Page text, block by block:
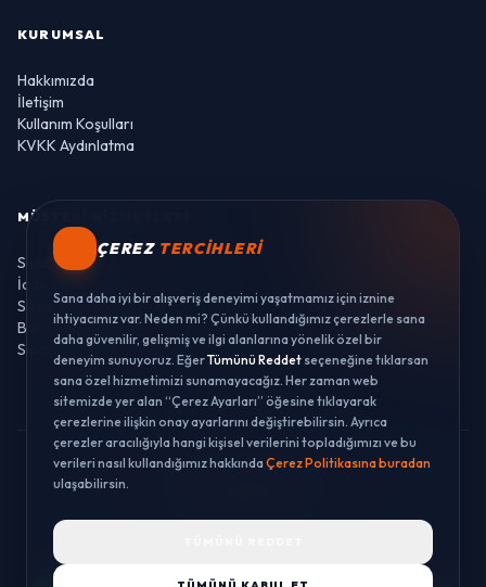
KURUMSAL
Hakkımızda
İletişim
Kullanım Koşulları
KVKK Aydınlatma
MÜŞTERI HIZMETLERI
Sipariş Takibi
İade ve Değişim
Sıkça Sorulan Sorular
Banka Hesaplarımız
Sipariş Takibi
© 2026 LUSTWAY. TÜM HAKLARI SAKLIDIR.
ÇEREZ TERCIHLERI
Sana daha iyi bir alışveriş deneyimi yaşatmamız için iznine
ihtiyacımız var. Neden mi? Çünkü kullandığımız çerezlerle sana
daha güvenilir, gelişmiş ve ilgi alanlarına yönelik özel bir
deneyim sunuyoruz. EğerTümünü Reddet seçeneğine tıklarsan
sana özel hizmetimizi sunamayacağız. Her zaman web
sitemizde yer alan “Çerez Ayarları” öğesine tıklayarak
çerezlerine ilişkin onay ayarlarını değiştirebilirsin. Ayrıca
çerezler aracılığıyla hangi kişisel verilerini topladığımızı ve bu
verileri nasıl kullandığımız hakkındaÇerez Politikasına buradan
ulaşabilirsin.